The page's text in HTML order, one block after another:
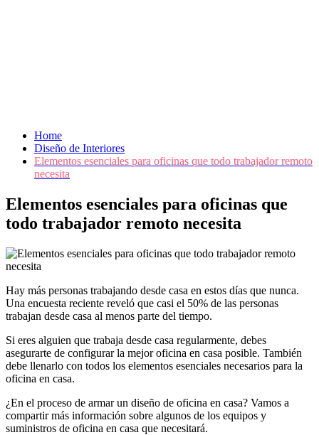
Home
Diseño de Interiores
Elementos esenciales para oficinas que todo trabajador remoto
necesita
Elementos esenciales para oficinas que
todo trabajador remoto necesita
Hay más personas trabajando desde casa en estos días que nunca.
Una encuesta reciente reveló que casi el 50% de las personas
trabajan desde casa al menos parte del tiempo.
Si eres alguien que trabaja desde casa regularmente, debes
asegurarte de configurar la mejor oficina en casa posible. También
debe llenarlo con todos los elementos esenciales necesarios para la
oficina en casa.
¿En el proceso de armar un diseño de oficina en casa? Vamos a
compartir más información sobre algunos de los equipos y
suministros de oficina en casa que necesitará.